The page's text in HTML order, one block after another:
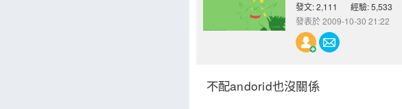
發文: 2,111
經驗: 5,533
發表於 2009-10-30 21:22
不配andorid也沒關係